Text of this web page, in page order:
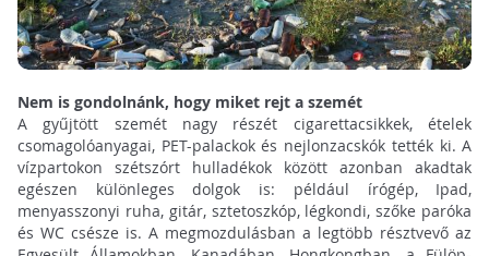
Nem is gondolnánk, hogy miket rejt a szemét
A gyűjtött szemét nagy részét cigarettacsikkek, ételek
csomagolóanyagai, PET-palackok és nejlonzacskók tették ki. A
vízpartokon szétszórt hulladékok között azonban akadtak
egészen különleges dolgok is: például írógép, Ipad,
menyasszonyi ruha, gitár, sztetoszkóp, légkondi, szőke paróka
és WC csésze is. A megmozdulásban a legtöbb résztvevő az